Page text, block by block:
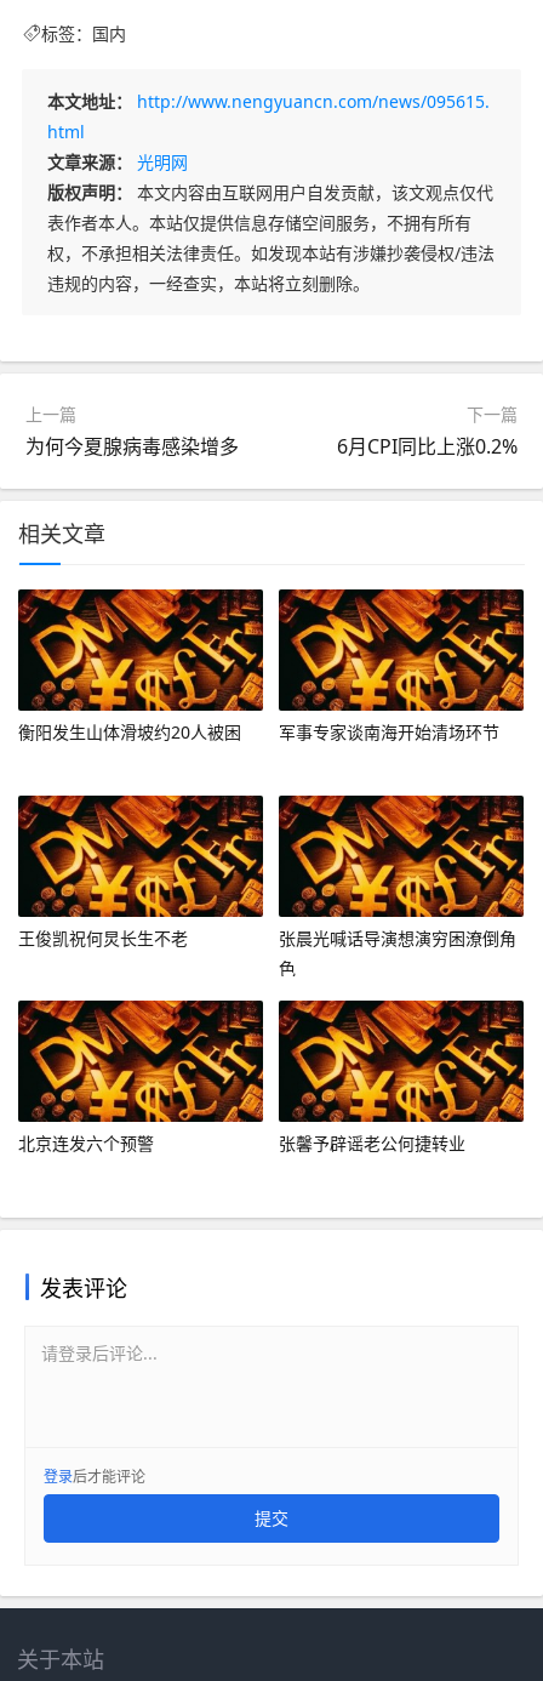
标签： 国内
本文地址：
http://www.nengyuancn.com/news/095615.
html
文章来源：
光明网
版权声明：
本文内容由互联网用户自发贡献，该文观点仅代
表作者本人。本站仅提供信息存储空间服务，不拥有所有
权，不承担相关法律责任。如发现本站有涉嫌抄袭侵权/违法
违规的内容，一经查实，本站将立刻删除。
上一篇
为何今夏腺病毒感染增多
下一篇
6月CPI同比上涨0.2%
相关文章
衡阳发生山体滑坡约20人被困 军事专家谈南海开始清场环节
王俊凯祝何炅长生不老
张晨光喊话导演想演穷困潦倒角
色
北京连发六个预警 张馨予辟谣老公何捷转业
发表评论
请登录后评论...
登录后才能评论
提交
关于本站